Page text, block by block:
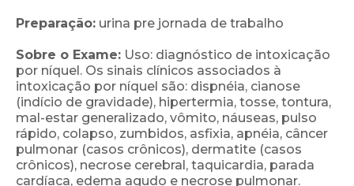
Preparação: urina pre jornada de trabalho
Sobre o Exame: Uso: diagnóstico de intoxicação
por níquel. Os sinais clínicos associados à
intoxicação por níquel são: dispnéia, cianose
(indício de gravidade), hipertermia, tosse, tontura,
mal-estar generalizado, vômito, náuseas, pulso
rápido, colapso, zumbidos, asfixia, apnéia, câncer
pulmonar (casos crônicos), dermatite (casos
crônicos), necrose cerebral, taquicardia, parada
cardíaca, edema agudo e necrose pulmonar.